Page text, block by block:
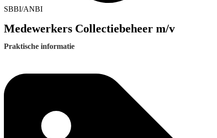
SBBI/ANBI
Medewerkers Collectiebeheer m/v
Praktische informatie